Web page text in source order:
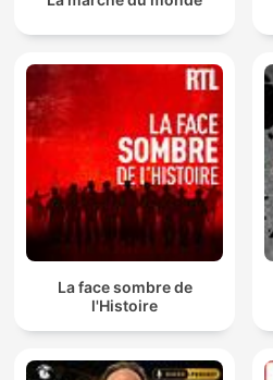
La face sombre de
l'Histoire